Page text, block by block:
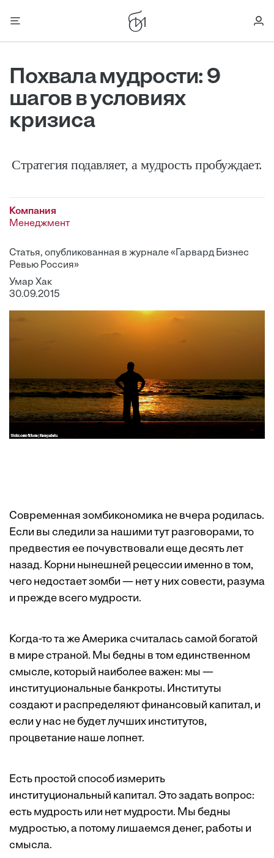
Похвала мудрости: 9
шагов в условиях
кризиса
Стратегия подавляет, а мудрость пробуждает.
Компания
Менеджмент
Статья, опубликованная в журнале «Гарвард Бизнес
Ревью Россия»
Умар Хак
30.09.2015
Современная зомбикономика не вчера родилась.
Если вы следили за нашими тут разговорами, то
предвестия ее почувствовали еще десять лет
назад. Корни нынешней рецессии именно в том,
чего недостает зомби — нет у них совести, разума
и прежде всего мудрости.
Когда-то та же Америка считалась самой богатой
в мире страной. Мы бедны в том единственном
смысле, который наиболее важен: мы —
институциональные банкроты. Институты
создают и распределяют финансовый капитал, и
если у нас не будет лучших институтов,
процветание наше лопнет.
Есть простой способ измерить
институциональный капитал. Это задать вопрос:
есть мудрость или нет мудрости. Мы бедны
мудростью, а потому лишаемся денег, работы и
смысла.